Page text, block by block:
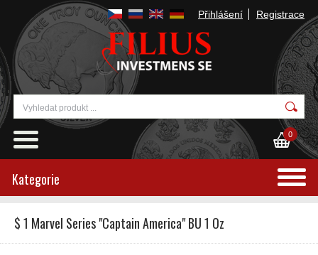
Přihlášení Registrace
0
Kategorie
$ 1 Marvel Series "Captain America" ​​BU 1 Oz